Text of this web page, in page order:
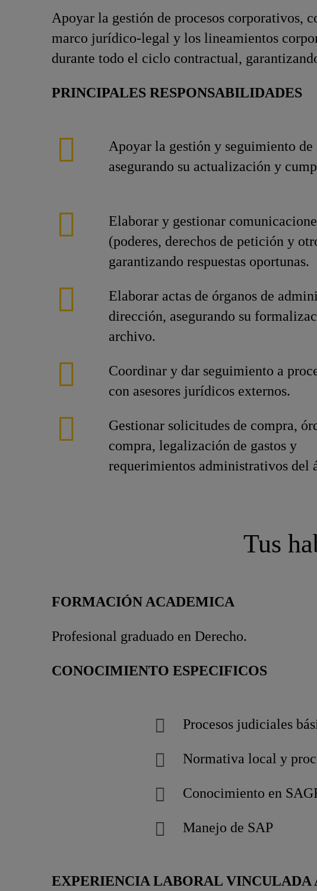
Apoyar la gestión de procesos corporativos,
marco jurídico‑legal y los lineamientos
durante todo el ciclo contractual,
PRINCIPALES RESPONSABILIDADES
Apoyar la gestión y seguimiento de
asegurando su actualización y
Elaborar y gestionar
(poderes, derechos de petición y
garantizando respuestas oportunas.
Elaborar actas de órganos de
dirección, asegurando su
archivo.
Coordinar y dar seguimiento a
con asesores jurídicos externos.
Gestionar solicitudes de compra,
compra, legalización de gastos y
requerimientos administrativos del
Tus
FORMACIÓN ACADEMICA
Profesional graduado en Derecho.
CONOCIMIENTO ESPECIFICOS
Procesos judiciales
Normativa local y
Conocimiento en
Manejo de SAP
EXPERIENCIA LABORAL VINCULADA